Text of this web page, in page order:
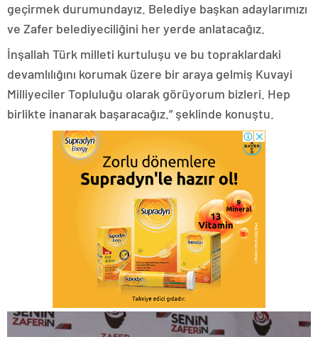
geçirmek durumundayız. Belediye başkan adaylarımızı
ve Zafer belediyeciliğini her yerde anlatacağız.
İnşallah Türk milleti kurtuluşu ve bu topraklardaki
devamlılığını korumak üzere bir araya gelmiş Kuvayi
Milliyeciler Topluluğu olarak görüyorum bizleri. Hep
birlikte inanarak başaracağız.” şeklinde konuştu.